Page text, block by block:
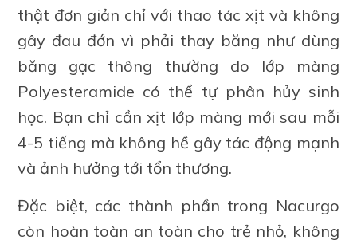
thật đơn giản chỉ với thao tác xịt và không
gây đau đớn vì phải thay băng như dùng
băng gạc thông thường do lớp màng
Polyesteramide có thể tự phân hủy sinh
học. Bạn chỉ cần xịt lớp màng mới sau mỗi
4-5 tiếng mà không hề gây tác động mạnh
và ảnh hưởng tới tổn thương.
Đặc biệt, các thành phần trong Nacurgo
còn hoàn toàn an toàn cho trẻ nhỏ, không